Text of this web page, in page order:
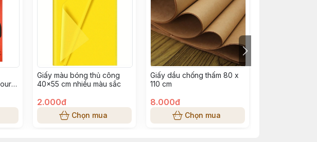
Giấy màu bóng thủ công
40x55 cm nhiều màu sắc
2.000đ
Chọn mua
Giấy dầu chống thấm 80 x
110 cm
8.000đ
Chọn mua